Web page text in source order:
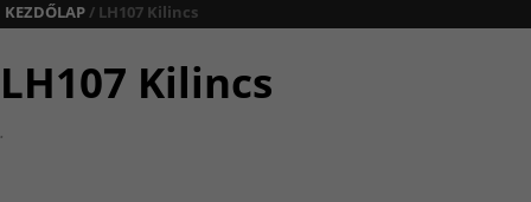
KEZDŐLAP/ LH107 Kilincs
LH107 Kilincs
.